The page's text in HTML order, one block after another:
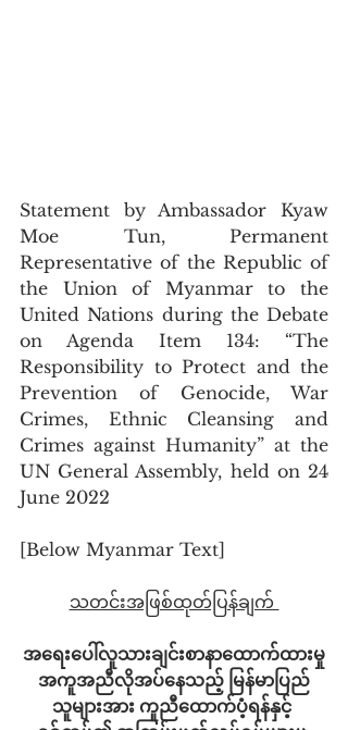
Statement by Ambassador Kyaw
Moe Tun, Permanent
Representative of the Republic of
the Union of Myanmar to the
United Nations during the Debate
on Agenda Item 134: “The
Responsibility to Protect and the
Prevention of Genocide, War
Crimes, Ethnic Cleansing and
Crimes against Humanity” at the
UN General Assembly, held on 24
June 2022
[Below Myanmar Text]
သတင်းအဖြစ်ထုတ်ပြန်ချက်
အရေးပေါ်လူသားချင်းစာနာထောက်ထားမှု
အကူအညီလိုအပ်နေသည့် မြန်မာပြည်
သူများအား ကူညီထောက်ပံ့ရန်နှင့်